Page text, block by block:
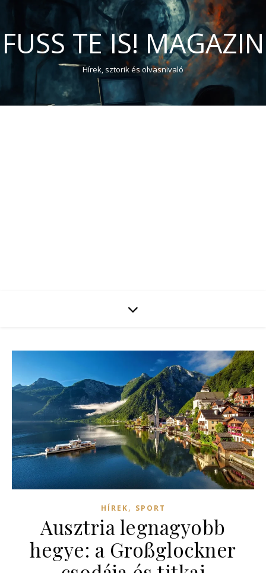
FUSS TE IS! MAGAZIN
Hírek, sztorik és olvasnivaló
HÍREK, SPORT
Ausztria legnagyobb
hegye: a Großglockner